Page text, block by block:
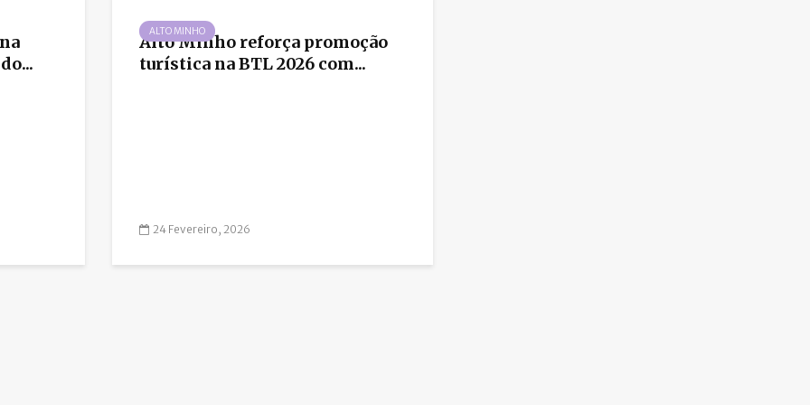
ALTO MINHO
Alto Minho reforça promoção
turística na BTL 2026 com...
24 Fevereiro, 2026